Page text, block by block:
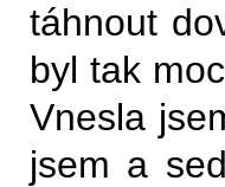
táhnout
byl tak
Vnesla
jsem a